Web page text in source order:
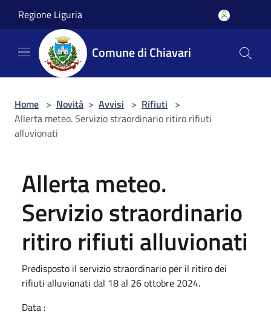
Regione Liguria
Comune di Chiavari
Home > Novità > Avvisi > Rifiuti >
Allerta meteo. Servizio straordinario ritiro rifiuti
alluvionati
Allerta meteo.
Servizio straordinario
ritiro rifiuti alluvionati
Predisposto il servizio straordinario per il ritiro dei
rifiuti alluvionati dal 18 al 26 ottobre 2024.
Data :